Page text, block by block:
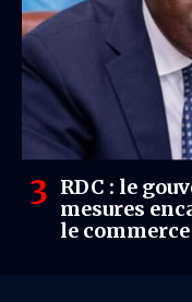
RDC : le
mesures
le